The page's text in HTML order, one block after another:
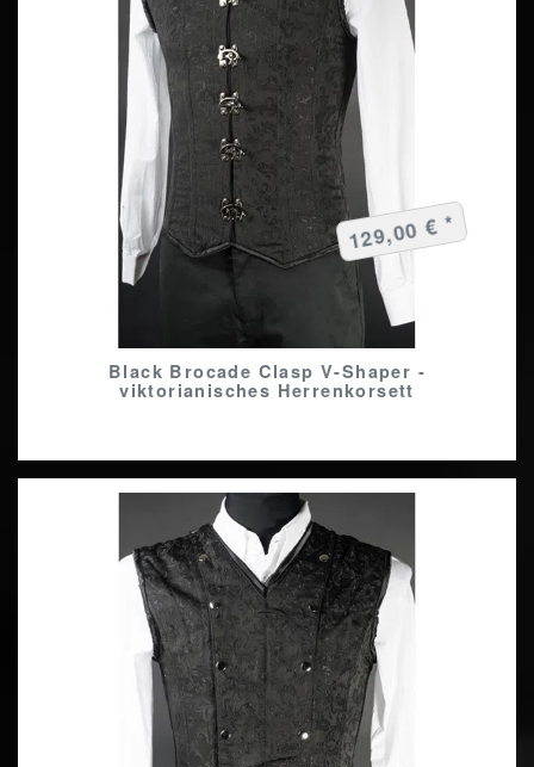
Black Brocade Clasp V-Shaper -
viktorianisches Herrenkorsett
129,00 € *